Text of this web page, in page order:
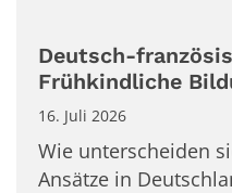
Deutsch-
Frühkindliche
16. Juli 2026
Wie unterscheiden
Ansätze in